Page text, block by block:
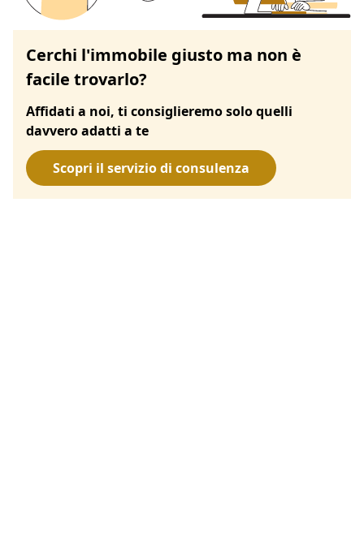
Cerchi l'immobile giusto ma non è
facile trovarlo?
Affidati a noi, ti consiglieremo solo quelli
davvero adatti a te
Scopri il servizio di consulenza